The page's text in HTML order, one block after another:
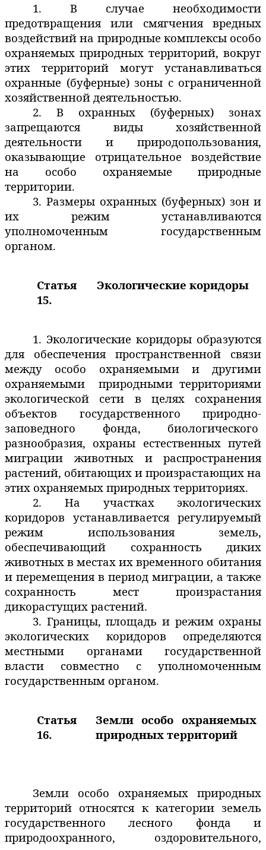
1. В случае необходимости
предотвращения или смягчения вредных
воздействий на природные комплексы особо
охраняемых природных территорий, вокруг
этих территорий могут устанавливаться
охранные (буферные) зоны с ограниченной
хозяйственной деятельностью.
2. В охранных (буферных) зонах
запрещаются виды хозяйственной
деятельности и природопользования,
оказывающие отрицательное воздействие
на особо охраняемые природные
территории.
3. Размеры охранных (буферных) зон и
их режим устанавливаются
уполномоченным государственным
органом.
Статья
15.
Экологические коридоры
1. Экологические коридоры образуются
для обеспечения пространственной связи
между особо охраняемыми и другими
охраняемыми
природными территориями
экологической сети в целях сохранения
объектов государственного природно-
заповедного фонда, биологического
разнообразия, охраны естественных путей
миграции животных и распространения
растений, обитающих и произрастающих на
этих охраняемых природных территориях.
2. На участках экологических
коридоров устанавливается регулируемый
режим использования земель,
обеспечивающий сохранность диких
животных в местах их временного обитания
и перемещения в период миграции, а также
сохранность мест произрастания
дикорастущих растений.
3. Границы, площадь и режим охраны
экологических коридоров определяются
местными органами государственной
власти совместно с уполномоченным
государственным органом.
Статья
16.
Земли особо охраняемых
природных территорий
Земли особо охраняемых природных
территорий относятся к категории земель
государственного лесного фонда и
природоохранного, оздоровительного,